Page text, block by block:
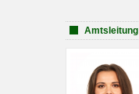
Amtsleitung